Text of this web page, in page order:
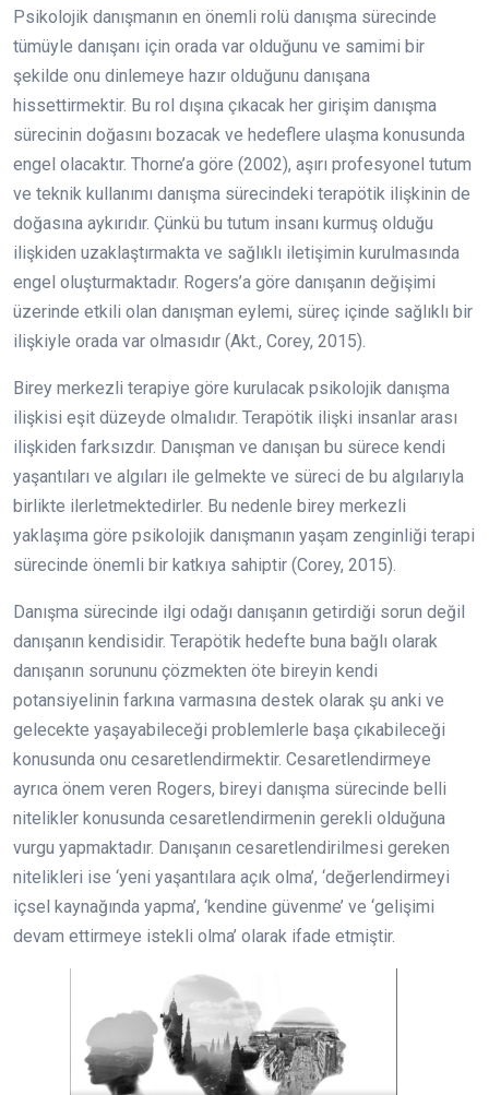
Psikolojik danışmanın en önemli rolü danışma sürecinde
tümüyle danışanı için orada var olduğunu ve samimi bir
şekilde onu dinlemeye hazır olduğunu danışana
hissettirmektir. Bu rol dışına çıkacak her girişim danışma
sürecinin doğasını bozacak ve hedeflere ulaşma konusunda
engel olacaktır. Thorne’a göre (2002), aşırı profesyonel tutum
ve teknik kullanımı danışma sürecindeki terapötik ilişkinin de
doğasına aykırıdır. Çünkü bu tutum insanı kurmuş olduğu
ilişkiden uzaklaştırmakta ve sağlıklı iletişimin kurulmasında
engel oluşturmaktadır. Rogers’a göre danışanın değişimi
üzerinde etkili olan danışman eylemi, süreç içinde sağlıklı bir
ilişkiyle orada var olmasıdır (Akt., Corey, 2015).
Birey merkezli terapiye göre kurulacak psikolojik danışma
ilişkisi eşit düzeyde olmalıdır. Terapötik ilişki insanlar arası
ilişkiden farksızdır. Danışman ve danışan bu sürece kendi
yaşantıları ve algıları ile gelmekte ve süreci de bu algılarıyla
birlikte ilerletmektedirler. Bu nedenle birey merkezli
yaklaşıma göre psikolojik danışmanın yaşam zenginliği terapi
sürecinde önemli bir katkıya sahiptir (Corey, 2015).
Danışma sürecinde ilgi odağı danışanın getirdiği sorun değil
danışanın kendisidir. Terapötik hedefte buna bağlı olarak
danışanın sorununu çözmekten öte bireyin kendi
potansiyelinin farkına varmasına destek olarak şu anki ve
gelecekte yaşayabileceği problemlerle başa çıkabileceği
konusunda onu cesaretlendirmektir. Cesaretlendirmeye
ayrıca önem veren Rogers, bireyi danışma sürecinde belli
nitelikler konusunda cesaretlendirmenin gerekli olduğuna
vurgu yapmaktadır. Danışanın cesaretlendirilmesi gereken
nitelikleri ise ‘yeni yaşantılara açık olma’, ‘değerlendirmeyi
içsel kaynağında yapma’, ‘kendine güvenme’ ve ‘gelişimi
devam ettirmeye istekli olma’ olarak ifade etmiştir.